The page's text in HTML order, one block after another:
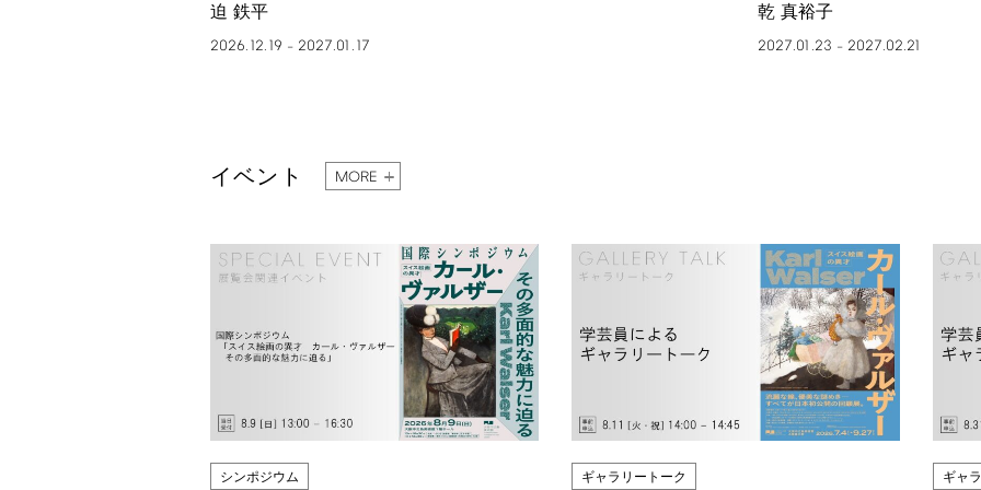
迫 鉄平
2026.12.19 – 2027.01.17
乾 真裕子
2027.01.23 – 2027.02.21
イベント MORE
シンポジウム ギャラリートーク ギャ